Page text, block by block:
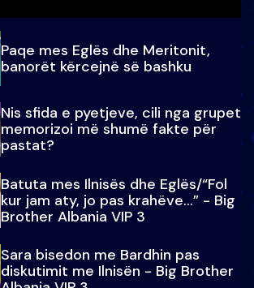
Paqe mes Eglës dhe Meritonit,
banorët kërcejnë së bashku
Nis sfida e pyetjeve, cili nga grupet
memorizoi më shumë fakte për
pastat?
Batuta mes Ilnisës dhe Eglës/“Fol
kur jam aty, jo pas krahëve…” - Big
Brother Albania VIP 3
Sara bisedon me Bardhin pas
diskutimit me Ilnisën - Big Brother